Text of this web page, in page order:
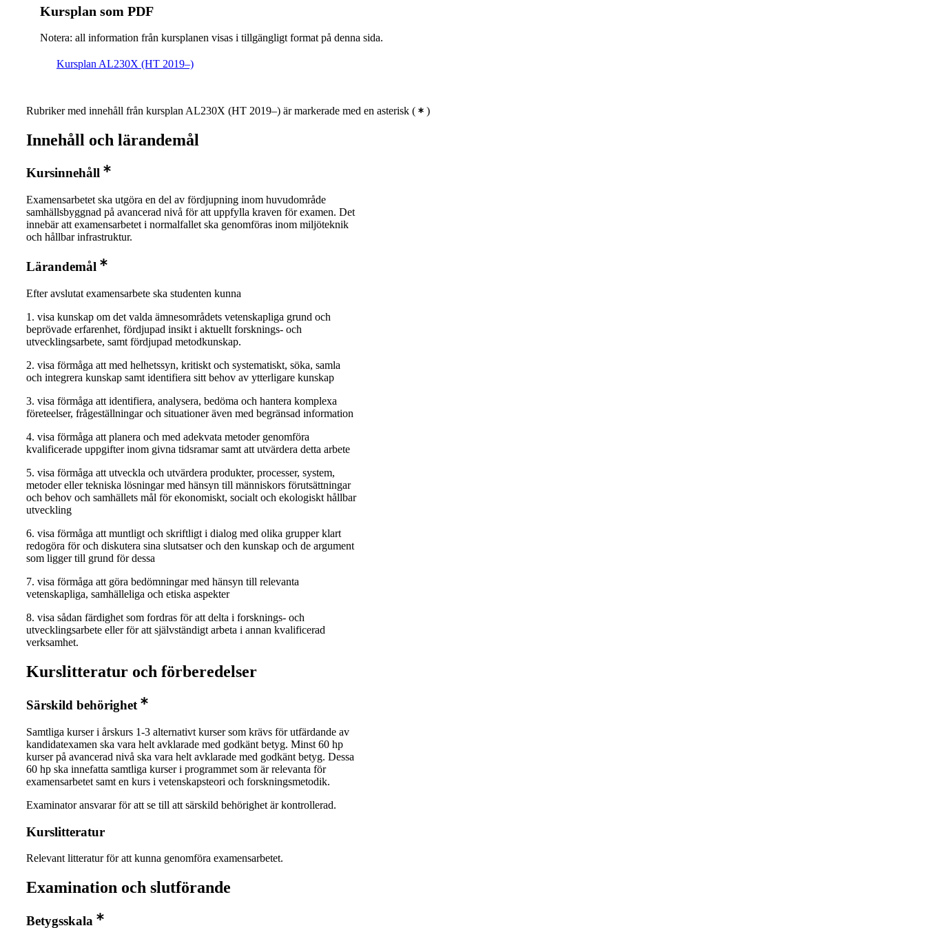
Kursplan som PDF
Notera: all information från kursplanen visas i tillgängligt format på denna sida.
Kursplan AL230X (HT 2019–)
Rubriker med innehåll från kursplan AL230X (HT 2019–) är markerade med en asterisk ( )
Innehåll och lärandemål
Kursinnehåll
Examensarbetet ska utgöra en del av fördjupning inom huvudområde
samhällsbyggnad på avancerad nivå för att uppfylla kraven för examen. Det
innebär att examensarbetet i normalfallet ska genomföras inom miljöteknik
och hållbar infrastruktur.
Lärandemål
Efter avslutat examensarbete ska studenten kunna
1. visa kunskap om det valda ämnesområdets vetenskapliga grund och
beprövade erfarenhet, fördjupad insikt i aktuellt forsknings- och
utvecklingsarbete, samt fördjupad metodkunskap.
2. visa förmåga att med helhetssyn, kritiskt och systematiskt, söka, samla
och integrera kunskap samt identifiera sitt behov av ytterligare kunskap
3. visa förmåga att identifiera, analysera, bedöma och hantera komplexa
företeelser, frågeställningar och situationer även med begränsad information
4. visa förmåga att planera och med adekvata metoder genomföra
kvalificerade uppgifter inom givna tidsramar samt att utvärdera detta arbete
5. visa förmåga att utveckla och utvärdera produkter, processer, system,
metoder eller tekniska lösningar med hänsyn till människors förutsättningar
och behov och samhällets mål för ekonomiskt, socialt och ekologiskt hållbar
utveckling
6. visa förmåga att muntligt och skriftligt i dialog med olika grupper klart
redogöra för och diskutera sina slutsatser och den kunskap och de argument
som ligger till grund för dessa
7. visa förmåga att göra bedömningar med hänsyn till relevanta
vetenskapliga, samhälleliga och etiska aspekter
8. visa sådan färdighet som fordras för att delta i forsknings- och
utvecklingsarbete eller för att självständigt arbeta i annan kvalificerad
verksamhet.
Kurslitteratur och förberedelser
Särskild behörighet
Samtliga kurser i årskurs 1-3 alternativt kurser som krävs för utfärdande av
kandidatexamen ska vara helt avklarade med godkänt betyg. Minst 60 hp
kurser på avancerad nivå ska vara helt avklarade med godkänt betyg. Dessa
60 hp ska innefatta samtliga kurser i programmet som är relevanta för
examensarbetet samt en kurs i vetenskapsteori och forskningsmetodik.
Examinator ansvarar för att se till att särskild behörighet är kontrollerad.
Kurslitteratur
Relevant litteratur för att kunna genomföra examensarbetet.
Examination och slutförande
Betygsskala